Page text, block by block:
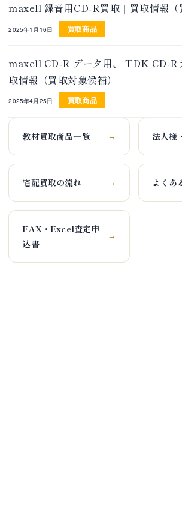
maxell 録音用CD-R買取｜買取情報（
2025年1月16日 買取商品
maxell CD-R データ用、 TDK CD-R
取情報（買取対象候補）
2025年4月25日 買取商品
教材買取商品一覧 → 法人様
宅配買取の流れ → よくあ
FAX・Excel査定申
込書
→